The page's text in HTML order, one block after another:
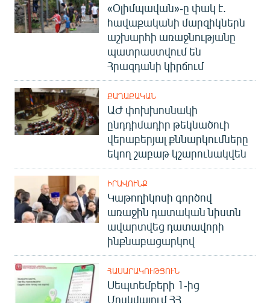
«Օլիմպավան»-ը փակ է.
հավաքականի մարզիկներն
աշխարհի առաջնությանը
պատրաստվում են
Հրազդանի կիրճում
ՔԱՂԱՔԱԿԱՆ
ԱԺ փոխխոսնակի
ընդդիմադիր թեկնածուի
վերաբերյալ քննարկումները
եկող շաբաթ կշարունակվեն
ԻՐԱՎՈՒՆՔ
Կաթողիկոսի գործով
առաջին դատական նիստն
ավարտվեց դատավորի
ինքնաբացարկով
ՀԱՍԱՐԱԿՈՒԹՅՈՒՆ
Սեպտեմբերի 1-ից
Մոսկվայում ՀՀ